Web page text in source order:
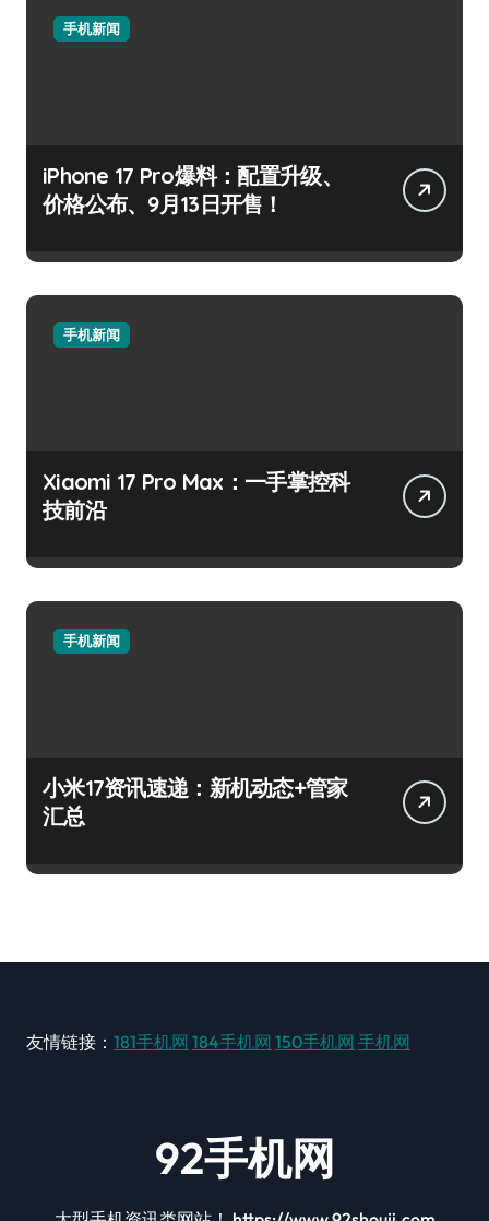
手机新闻
iPhone 17 Pro爆料：配置升级、
价格公布、9月13日开售！
手机新闻
Xiaomi 17 Pro Max：一手掌控科
技前沿
手机新闻
小米17资讯速递：新机动态+管家
汇总
友情链接： 181手机网 184手机网 150手机网 手机网
92手机网